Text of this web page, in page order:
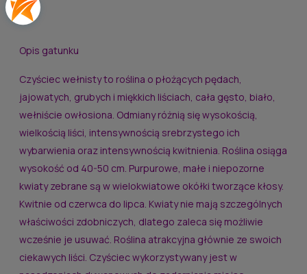
Opis gatunku
Czyściec wełnisty to roślina o płożących pędach,
jajowatych, grubych i miękkich liściach, cała gęsto, biało,
wełniście owłosiona. Odmiany różnią się wysokością,
wielkością liści, intensywnością srebrzystego ich
wybarwienia oraz intensywnością kwitnienia. Roślina osiąga
wysokość od 40-50 cm. Purpurowe, małe i niepozorne
kwiaty zebrane są w wielokwiatowe okółki tworzące kłosy.
Kwitnie od czerwca do lipca. Kwiaty nie mają szczególnych
właściwości zdobniczych, dlatego zaleca się możliwie
wcześnie je usuwać. Roślina atrakcyjna głównie ze swoich
ciekawych liści. Czyściec wykorzystywany jest w